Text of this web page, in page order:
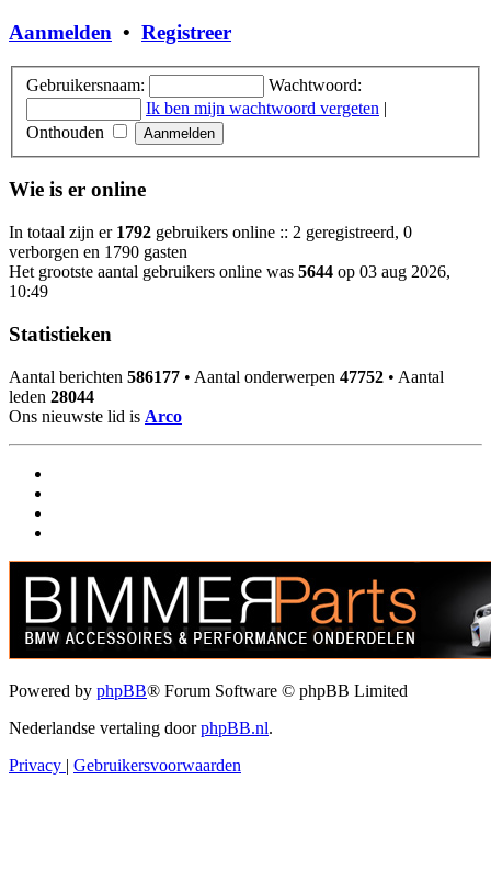
Aanmelden • Registreer
Gebruikersnaam:
Wachtwoord:
Ik ben mijn wachtwoord vergeten |
Onthouden
Wie is er online
In totaal zijn er 1792 gebruikers online :: 2 geregistreerd, 0
verborgen en 1790 gasten
Het grootste aantal gebruikers online was 5644 op 03 aug 2026,
10:49
Statistieken
Aantal berichten 586177 • Aantal onderwerpen 47752 • Aantal
leden 28044
Ons nieuwste lid is Arco
Powered by phpBB® Forum Software © phpBB Limited
Nederlandse vertaling doorphpBB.nl.
Privacy | Gebruikersvoorwaarden